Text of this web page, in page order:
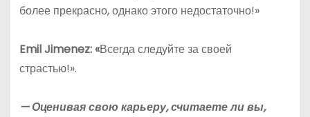
более прекрасно, однако этого недостаточно!»
EmilJimenez: «Всегда следуйте за своей
страстью!».
— Оценивая свою карьеру, считаете ли вы,